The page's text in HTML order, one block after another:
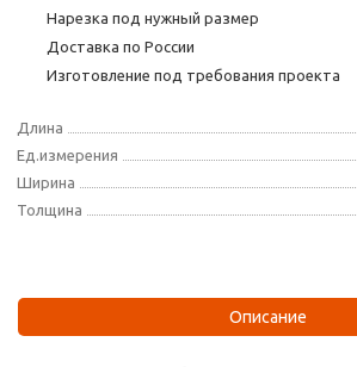
Нарезка под нужный размер
Доставка по России
Изготовление под требования проекта
Длина
Ед.измерения
Ширина
Толщина
Описание